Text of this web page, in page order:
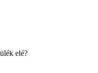
elé?